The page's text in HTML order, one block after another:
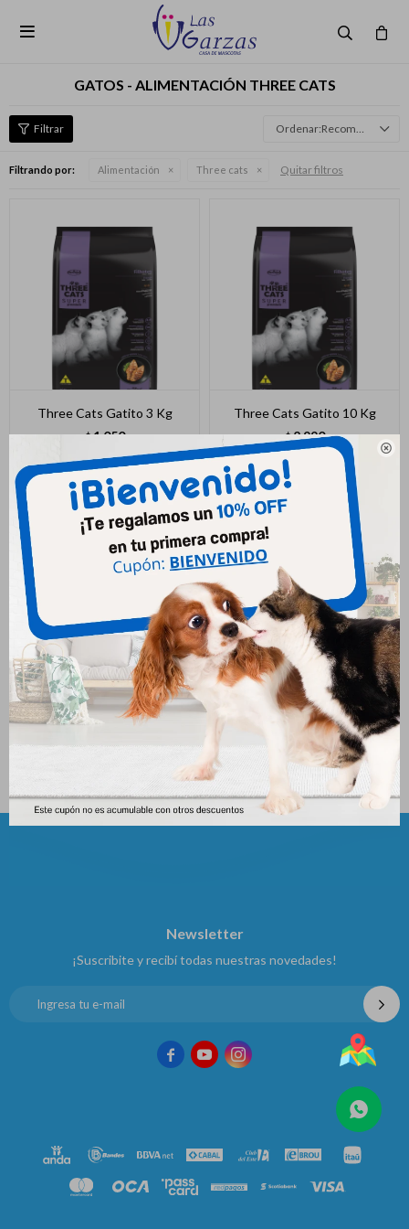


GATOS - ALIMENTACIÓN THREE CATS
Recomendados
Filtrando por: Alimentación Three cats Quitar filtros
Three Cats Gatito 3 Kg
$1.050
Three Cats Gatito 10 Kg
$2.990
Three Cats Bola De Pelo
Castrados 10 Kg
2.990
Three Cats Castrados 10 Kg
$ 2.990
Newsletter
¡Suscribite y recibí todas nuestras novedades!
  